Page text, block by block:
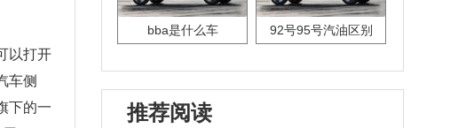
以打开
车侧
下的一
bba是什么车 92号95号汽油区别
推荐阅读